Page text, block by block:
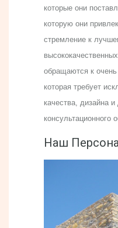
которые они
которую они
стремление к
обращаются к очень
которая требует
качества, дизайна и
консультационного
Наш